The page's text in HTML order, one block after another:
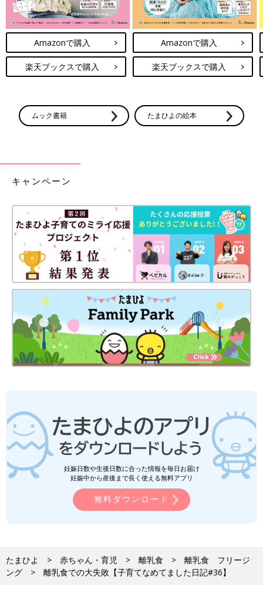
Amazonで購入
楽天ブックスで購入
Amazonで購入
楽天ブックスで購入
ムック書籍 たまひよの絵本
キャンペーン
妊娠日数や生後日数に合った情報を毎日お届け
妊娠中から産後まで長く使える無料アプリ
無料ダウンロード
たまひよ 赤ちゃん・育児 離乳食
離乳食 フリージ
ング
離乳食での大失敗【子育てなめてました日記#36】